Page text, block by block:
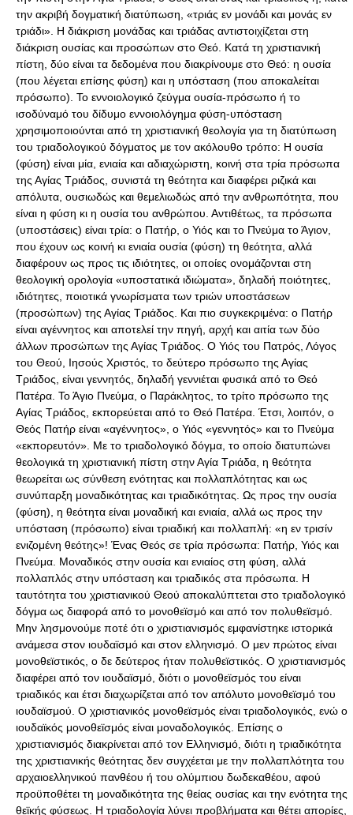
την ακριβή δογματική διατύπωση, «τριάς εν μονάδι και μονάς εν
τριάδι». Η διάκριση μονάδας και τριάδας αντιστοιχίζεται στη
διάκριση ουσίας και προσώπων στο Θεό. Κατά τη χριστιανική
πίστη, δύο είναι τα δεδομένα που διακρίνουμε στο Θεό: η ουσία
(που λέγεται επίσης φύση) και η υπόσταση (που αποκαλείται
πρόσωπο). Το εννοιολογικό ζεύγμα ουσία-πρόσωπο ή το
ισοδύναμό του δίδυμο εννοιολόγημα φύση-υπόσταση
χρησιμοποιούνται από τη χριστιανική θεολογία για τη διατύπωση
του τριαδολογικού δόγματος με τον ακόλουθο τρόπο: Η ουσία
(φύση) είναι μία, ενιαία και αδιαχώριστη, κοινή στα τρία πρόσωπα
της Αγίας Τριάδος, συνιστά τη θεότητα και διαφέρει ριζικά και
απόλυτα, ουσιωδώς και θεμελιωδώς από την ανθρωπότητα, που
είναι η φύση κι η ουσία του ανθρώπου. Αντιθέτως, τα πρόσωπα
(υποστάσεις) είναι τρία: ο Πατήρ, ο Υιός και το Πνεύμα το Άγιον,
που έχουν ως κοινή κι ενιαία ουσία (φύση) τη θεότητα, αλλά
διαφέρουν ως προς τις ιδιότητες, οι οποίες ονομάζονται στη
θεολογική ορολογία «υποστατικά ιδιώματα», δηλαδή ποιότητες,
ιδιότητες, ποιοτικά γνωρίσματα των τριών υποστάσεων
(προσώπων) της Αγίας Τριάδος. Και πιο συγκεκριμένα: ο Πατήρ
είναι αγέννητος και αποτελεί την πηγή, αρχή και αιτία των δύο
άλλων προσώπων της Αγίας Τριάδος. Ο Υιός του Πατρός, Λόγος
του Θεού, Ιησούς Χριστός, το δεύτερο πρόσωπο της Αγίας
Τριάδος, είναι γεννητός, δηλαδή γεννιέται φυσικά από το Θεό
Πατέρα. Το Άγιο Πνεύμα, ο Παράκλητος, το τρίτο πρόσωπο της
Αγίας Τριάδος, εκπορεύεται από το Θεό Πατέρα. Έτσι, λοιπόν, ο
Θεός Πατήρ είναι «αγέννητος», ο Υιός «γεννητός» και το Πνεύμα
«εκπορευτόν». Με το τριαδολογικό δόγμα, το οποίο διατυπώνει
θεολογικά τη χριστιανική πίστη στην Αγία Τριάδα, η θεότητα
θεωρείται ως σύνθεση ενότητας και πολλαπλότητας και ως
συνύπαρξη μοναδικότητας και τριαδικότητας. Ως προς την ουσία
(φύση), η θεότητα είναι μοναδική και ενιαία, αλλά ως προς την
υπόσταση (πρόσωπο) είναι τριαδική και πολλαπλή: «η εν τρισίν
ενιζομένη θεότης»! Ένας Θεός σε τρία πρόσωπα: Πατήρ, Υιός και
Πνεύμα. Μοναδικός στην ουσία και ενιαίος στη φύση, αλλά
πολλαπλός στην υπόσταση και τριαδικός στα πρόσωπα. Η
ταυτότητα του χριστιανικού Θεού αποκαλύπτεται στο τριαδολογικό
δόγμα ως διαφορά από το μονοθεϊσμό και από τον πολυθεϊσμό.
Μην λησμονούμε ποτέ ότι ο χριστιανισμός εμφανίστηκε ιστορικά
ανάμεσα στον ιουδαϊσμό και στον ελληνισμό. Ο μεν πρώτος είναι
μονοθεϊστικός, ο δε δεύτερος ήταν πολυθεϊστικός. Ο χριστιανισμός
διαφέρει από τον ιουδαϊσμό, διότι ο μονοθεϊσμός του είναι
τριαδικός και έτσι διαχωρίζεται από τον απόλυτο μονοθεϊσμό του
ιουδαϊσμού. Ο χριστιανικός μονοθεϊσμός είναι τριαδολογικός, ενώ ο
ιουδαϊκός μονοθεϊσμός είναι μοναδολογικός. Επίσης ο
χριστιανισμός διακρίνεται από τον Ελληνισμό, διότι η τριαδικότητα
της χριστιανικής θεότητας δεν συγχέεται με την πολλαπλότητα του
αρχαιοελληνικού πανθέου ή του ολύμπιου δωδεκαθέου, αφού
προϋποθέτει τη μοναδικότητα της θείας ουσίας και την ενότητα της
θεϊκής φύσεως. Η τριαδολογία λύνει προβλήματα και θέτει απορίες,